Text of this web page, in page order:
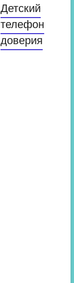
Детский
телефон
доверия